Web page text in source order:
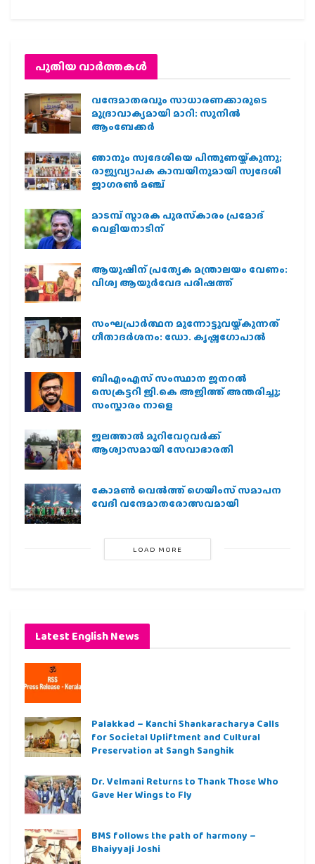
പുതിയ വാര്‍ത്തകള്‍
വന്ദേമാതരവും സാധാരണക്കാരുടെ
മുദ്രാവാക്യമായി മാറി: സുനിൽ
ആംബേക്കർ
ഞാനും സ്വദേശിയെ പിന്തുണയ്ക്കുന്നു;
രാജ്യവ്യാപക കാമ്പയിനുമായി സ്വദേശി
ജാഗരണ്‍ മഞ്ച്
മാടമ്പ് സ്മാരക പുരസ്‌കാരം പ്രമോദ്
വെളിയനാടിന്
ആയുഷിന് പ്രത്യേക മന്ത്രാലയം വേണം:
വിശ്വ ആയുര്‍വേദ പരിഷത്ത്
സംഘപ്രാര്‍ത്ഥന മുന്നോട്ടുവയ്ക്കുന്നത്
ഗീതാദര്‍ശനം: ഡോ. കൃഷ്ണഗോപാല്‍
ബിഎംഎസ് സംസ്ഥാന ജനറൽ
സെക്രട്ടറി ജി.കെ അജിത്ത് അന്തരിച്ചു;
സംസ്കാരം നാളെ
ജലത്താല്‍ മുറിവേറ്റവര്‍ക്ക്
ആശ്വാസമായി സേവാഭാരതി
കോമൺ വെൽത്ത് ഗെയിംസ് സമാപന
വേദി വന്ദേമാതരോത്സവമായി
LOAD MORE
Latest English News
Palakkad – Kanchi Shankaracharya Calls
for Societal Upliftment and Cultural
Preservation at Sangh Sanghik
Dr. Velmani Returns to Thank Those Who
Gave Her Wings to Fly
BMS follows the path of harmony –
Bhaiyyaji Joshi